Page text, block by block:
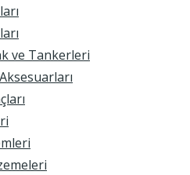
ve Tankerleri